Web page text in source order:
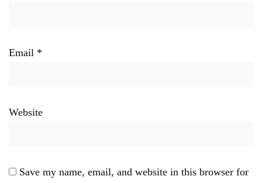
Email *
Website
Save my name, email, and website in this browser for